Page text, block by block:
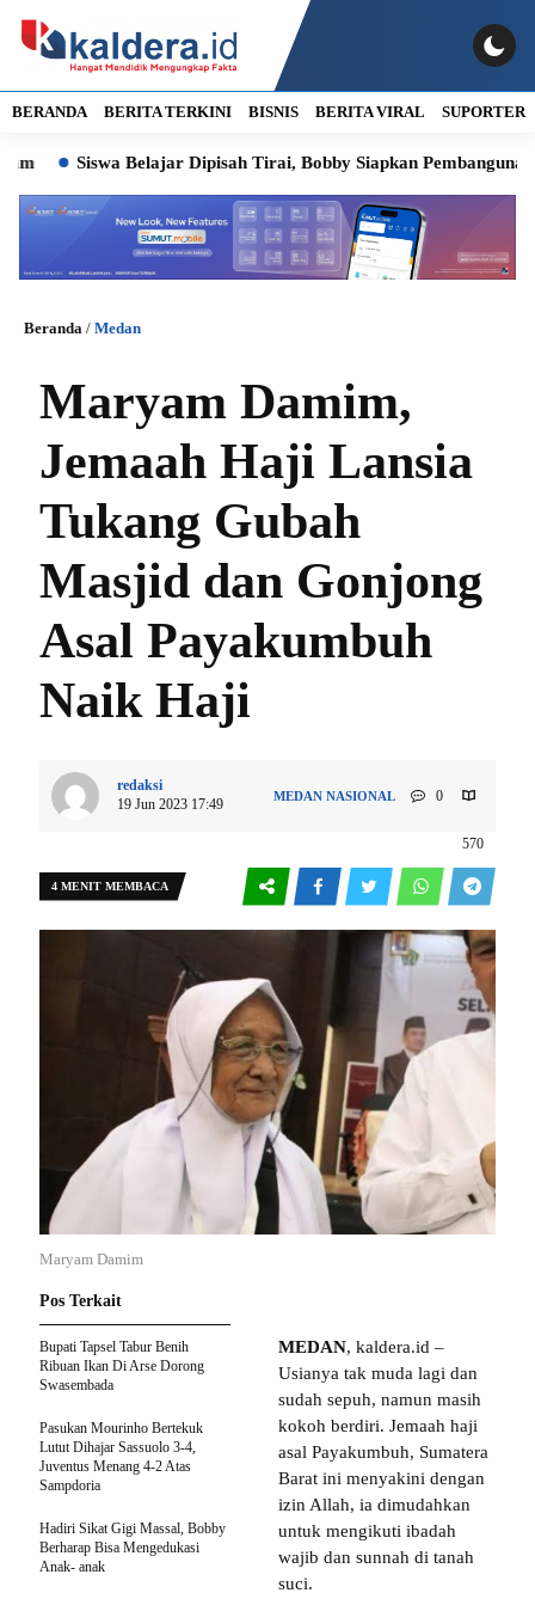
BERANDA BERITA TERKINI BISNIS BERITA VIRAL SUPORTER
Belajar Dipisah Tirai, Bobby Siapkan Pembangunan SD
Beranda / Medan
Maryam Damim,
Jemaah Haji Lansia
Tukang Gubah
Masjid dan Gonjong
Asal Payakumbuh
Naik Haji
redaksi
19 Jun 2023 17:49
MEDAN NASIONAL 0
570
4 MENIT MEMBACA
Maryam Damim
MEDAN, kaldera.id –
Usianya tak muda lagi dan
sudah sepuh, namun masih
kokoh berdiri. Jemaah haji
asal Payakumbuh, Sumatera
Barat ini menyakini dengan
izin Allah, ia dimudahkan
untuk mengikuti ibadah
wajib dan sunnah di tanah
suci.
Pos Terkait
Bupati Tapsel Tabur Benih
Ribuan Ikan Di Arse Dorong
Swasembada
Pasukan Mourinho Bertekuk
Lutut Dihajar Sassuolo 3-4,
Juventus Menang 4-2 Atas
Sampdoria
Hadiri Sikat Gigi Massal, Bobby
Berharap Bisa Mengedukasi
Anak- anak